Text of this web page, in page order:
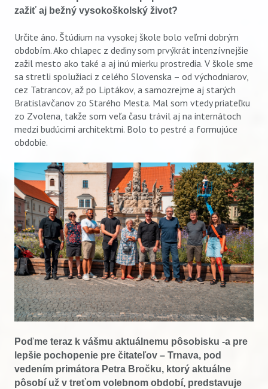
zažiť aj bežný vysokoškolský život?
Určite áno. Štúdium na vysokej škole bolo veľmi dobrým
obdobím. Ako chlapec z dediny som prvýkrát intenzívnejšie
zažil mesto ako také a aj inú mierku prostredia. V škole sme
sa stretli spolužiaci z celého Slovenska – od východniarov,
cez Tatrancov, až po Liptákov, a samozrejme aj starých
Bratislavčanov zo Starého Mesta. Mal som vtedy priateľku
zo Zvolena, takže som veľa času trávil aj na internátoch
medzi budúcimi architektmi. Bolo to pestré a formujúce
obdobie.
Poďme teraz k vášmu aktuálnemu pôsobisku -a pre
lepšie pochopenie pre čitateľov – Trnava, pod
vedením primátora Petra Bročku, ktorý aktuálne
pôsobí už v treťom volebnom období, predstavuje